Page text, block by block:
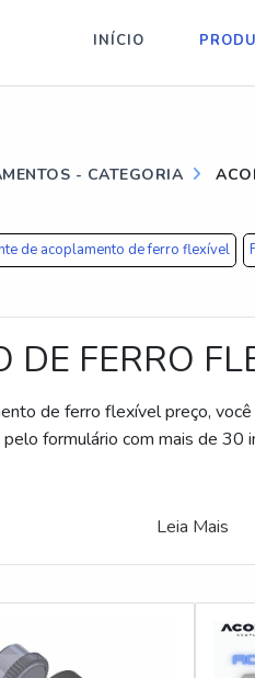
INÍCIO
- CATEGORIA
de acoplamento de ferro flexível
DE FERRO
de ferro flexível preço,
formulário com mais de
Leia Mais